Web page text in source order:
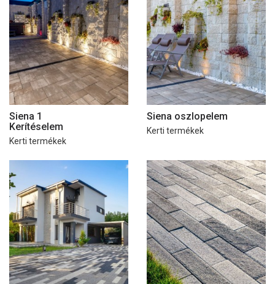
Siena 1
Kerítéselem
Kerti termékek
Siena oszlopelem
Kerti termékek